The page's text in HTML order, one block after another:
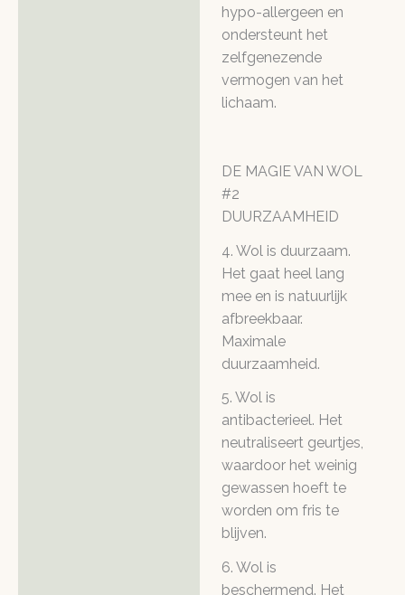
hypo-allergeen en
ondersteunt het
zelfgenezende
vermogen van het
lichaam.
DE MAGIE VAN WOL
#2
DUURZAAMHEID
4. Wol is duurzaam.
Het gaat heel lang
mee en is natuurlijk
afbreekbaar.
Maximale
duurzaamheid.
5. Wol is
antibacterieel. Het
neutraliseert geurtjes,
waardoor het weinig
gewassen hoeft te
worden om fris te
blijven.
6. Wol is
beschermend. Het